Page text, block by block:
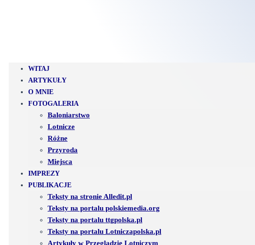
WITAJ
ARTYKUŁY
O MNIE
FOTOGALERIA
Baloniarstwo
Lotnicze
Różne
Przyroda
Miejsca
IMPREZY
PUBLIKACJE
Teksty na stronie Alledit.pl
Teksty na portalu polskiemedia.org
Teksty na portalu ttgpolska.pl
Teksty na portalu Lotniczapolska.pl
Artykuły w Przeglądzie Lotniczym